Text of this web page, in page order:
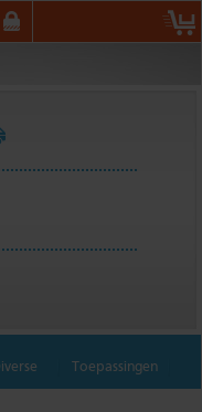
Toepassingen